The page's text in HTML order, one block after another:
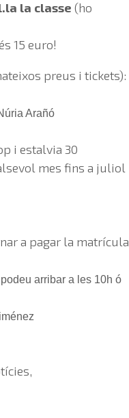
la classe (ho
15 euro!
preus i tickets):
Arañó
i estalvia 30
mes fins a juliol
a pagar la matrícula
arribar a les 10h ó